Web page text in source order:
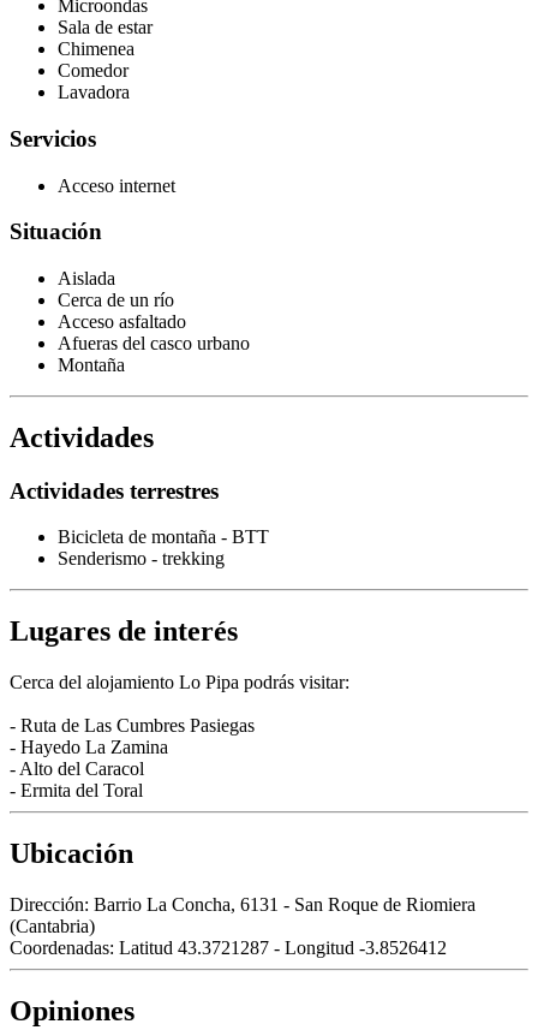
Microondas
Sala de estar
Chimenea
Comedor
Lavadora
Servicios
Acceso internet
Situación
Aislada
Cerca de un río
Acceso asfaltado
Afueras del casco urbano
Montaña
Actividades
Actividades terrestres
Bicicleta de montaña - BTT
Senderismo - trekking
Lugares de interés
Cerca del alojamiento Lo Pipa podrás visitar:
- Ruta de Las Cumbres Pasiegas
- Hayedo La Zamina
- Alto del Caracol
- Ermita del Toral
Ubicación
Dirección: Barrio La Concha, 6131 - San Roque de Riomiera
(Cantabria)
Coordenadas: Latitud 43.3721287 - Longitud -3.8526412
Opiniones